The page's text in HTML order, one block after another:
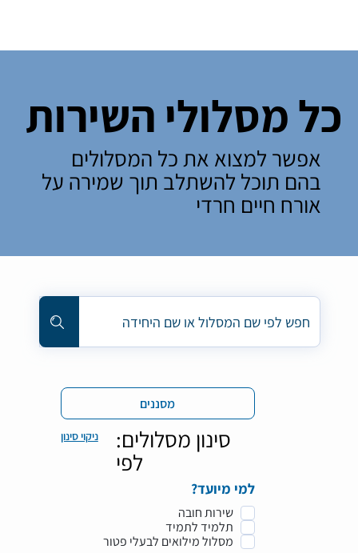
כל מסלולי השירות
אפשר למצוא את כל המסלולים
בהם תוכל להשתלב תוך שמירה על
אורח חיים חרדי
מסננים
ניקוי סינון :סינון מסלולים
לפי
?למי מיועד
שירות חובה
תלמיד לתמיד
מסלול מילואים לבעלי פטור